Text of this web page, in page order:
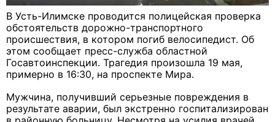
В Усть-Илимске проводится полицейская проверка
обстоятельств дорожно-транспортного
происшествия, в котором погиб велосипедист. Об
этом сообщает пресс-служба областной
Госавтоинспекции. Трагедия произошла 19 мая,
примерно в 16:30, на проспекте Мира.
Мужчина, получивший серьезные повреждения в
результате аварии, был экстренно госпитализирован